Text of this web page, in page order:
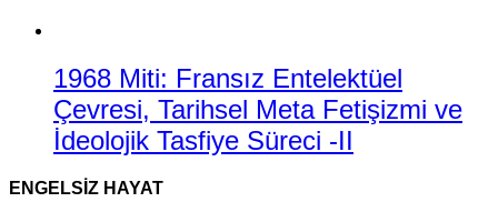
1968 Miti: Fransız Entelektüel
Çevresi, Tarihsel Meta Fetişizmi ve
İdeolojik Tasfiye Süreci -II
ENGELSIZ HAYAT